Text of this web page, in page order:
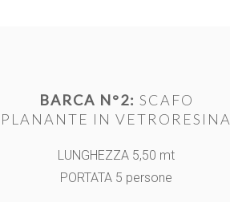
BARCA N°2: SCAFO
PLANANTE IN VETRORESINA
LUNGHEZZA 5,50 mt
PORTATA 5 persone